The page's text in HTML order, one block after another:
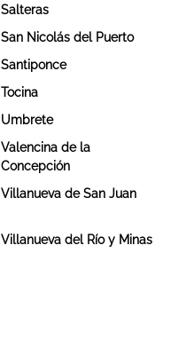
Salteras
San Nicolás del Puerto
Santiponce
Tocina
Umbrete
Valencina de la
Concepción
Villanueva de San Juan
Villanueva del Río y Minas